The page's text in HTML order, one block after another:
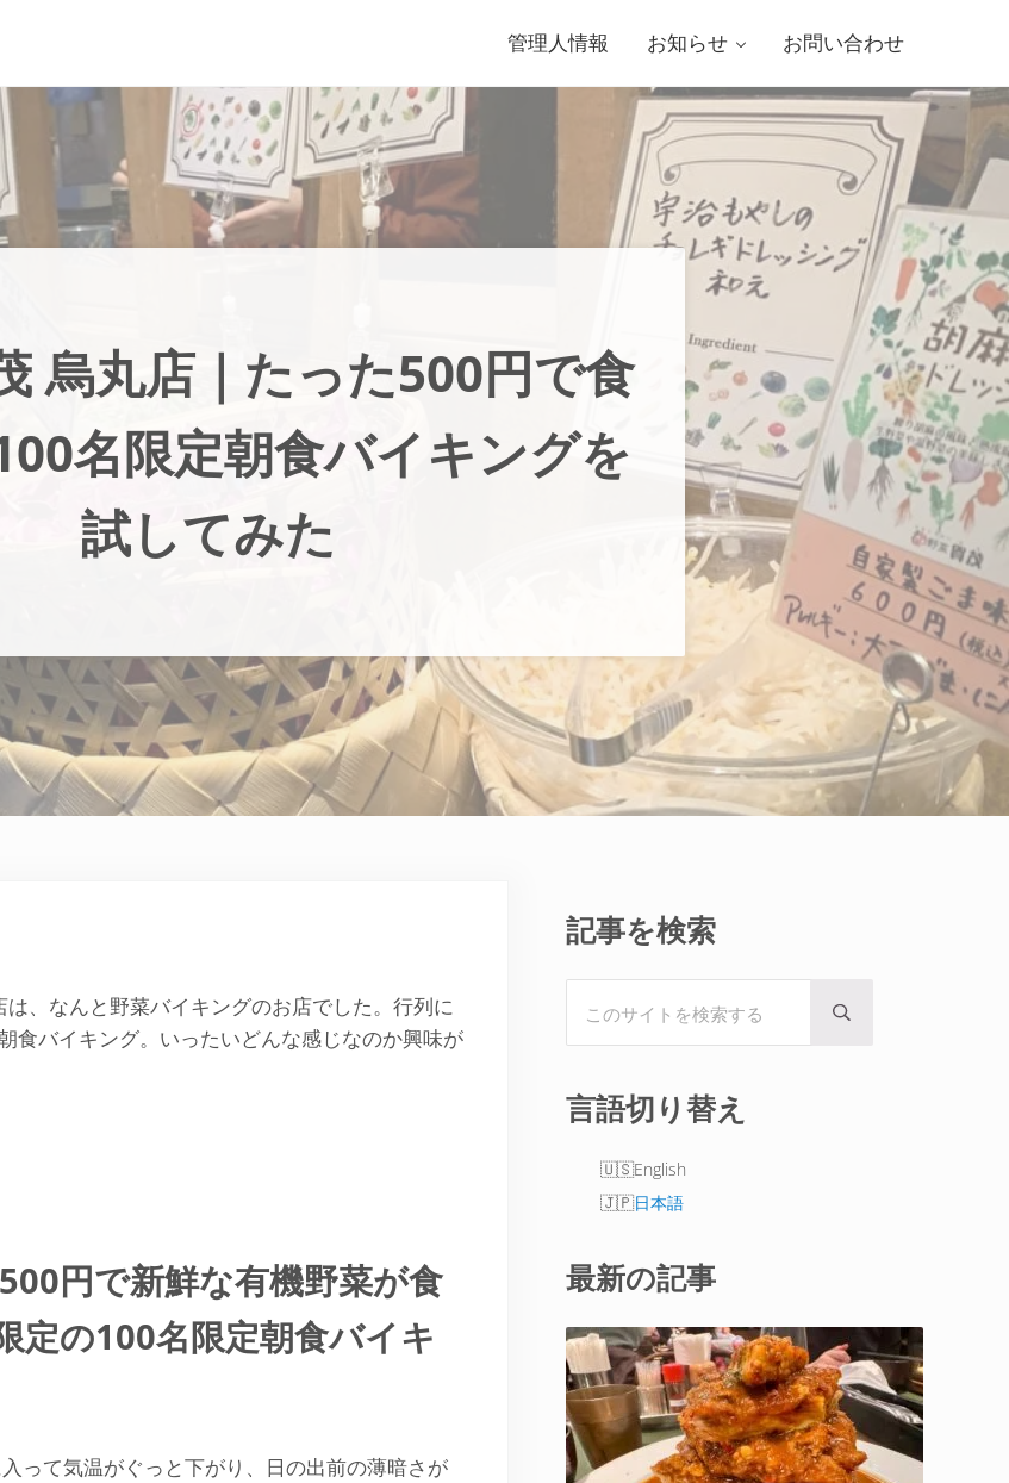
管理人情報 お知らせ お問い合わせ
烏丸店｜たった500円で食
名限定朝食バイキングを
試してみた
、なんと野菜バイキングのお店でした。行列に
食バイキング。いったいどんな感じなのか興味が
円で新鮮な有機野菜が食
定の100名限定朝食バイキ
って気温がぐっと下がり、日の出前の薄暗さが
Sidebar
記事を検索
Submit search
言語切り替え
English
日本語
最新の記事